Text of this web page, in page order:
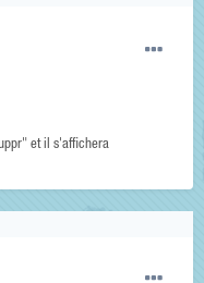
et il s'affichera